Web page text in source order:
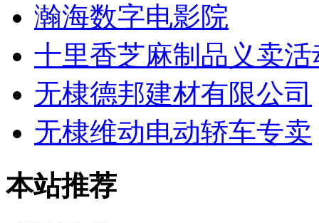
瀚海数字电影院
十里香芝麻制品义卖
无棣德邦建材有限公司
无棣维动电动轿车专卖
本站推荐